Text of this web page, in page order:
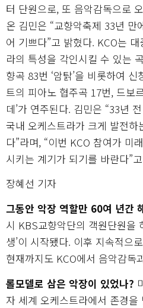
터 단원으로, 또 음악감독으로
온 김민은 “교향악축제 33년 만
어 기쁘다”고 밝혔다. KCO는
라의 특성을 각인시킬 수 있는
향곡 83번 ‘암탉’을 비롯하여
트의 피아노 협주곡 17번, 드보
데’가 연주된다. 김민은 “33년
국내 오케스트라가 크게 발전하
다”라며, “이번 KCO 참여가 미
시키는 계기가 되기를 바란다”
장혜선 기자
그동안 악장 역할만 60여 년간
시 KBS교향악단의 객원단원을
생’이 시작됐다. 이후 지속적으
현재까지도 KCO에서 음악감독
롤모델로 삼은 악장이 있었나?
자 세계 오케스트라에서 존경을